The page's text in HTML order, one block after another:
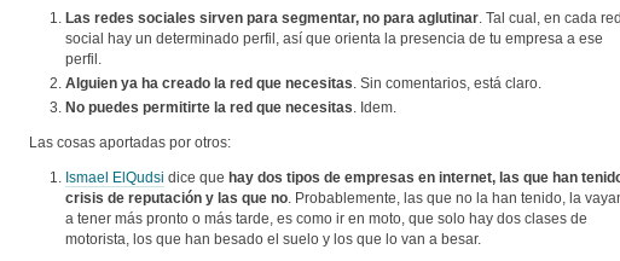
Las redes sociales sirven para segmentar, no para aglutinar . Tal cual, en cada red
social hay un determinado perfil, así que orienta la presencia de tu empresa a ese
perfil.
Alguien ya ha creado la red que necesitas . Sin comentarios, está claro.
No puedes permitirte la red que necesitas . Idem.
Las cosas aportadas por otros:
Ismael ElQudsi dice que hay dos tipos de empresas en internet, las que han
crisis de reputación y las que no. Probablemente, las que no la han tenido, la
a tener más pronto o más tarde, es como ir en moto, que solo hay dos clases de
motorista, los que han besado el suelo y los que lo van a besar.